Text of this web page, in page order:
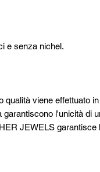
e senza nichel.
qualità viene effettuato
garantiscono l'unicità di
JEWELS garantisce